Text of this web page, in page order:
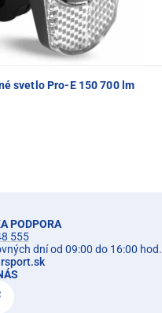
svetlo Pro-E 150 700 lm
PODPORA
555
dní od 09:00 do 16:00 hod.